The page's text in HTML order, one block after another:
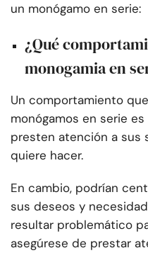
un monógamo en serie:
¿Qué
monogamia en
Un comportamiento
monógamos en serie
presten atención a sus
quiere hacer.
En cambio, podrían
sus deseos y
resultar problemático
asegúrese de prestar